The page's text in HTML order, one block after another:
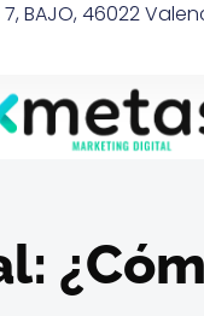
7, BAJO, 46022